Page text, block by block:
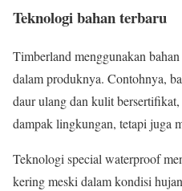
Teknologi bahan terbaru
Timberland menggunakan
dalam produknya. Contohnya,
daur ulang dan kulit
dampak lingkungan, tetapi juga
Teknologi special waterproof
kering meski dalam kondisi